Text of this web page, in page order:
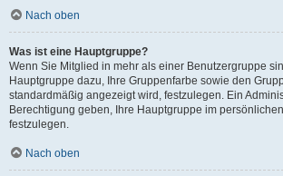
Nach oben
Was ist eine Hauptgruppe?
Wenn Sie Mitglied in mehr als einer Benutzergruppe
Hauptgruppe dazu, Ihre Gruppenfarbe sowie den
standardmäßig angezeigt wird, festzulegen. Ein
Berechtigung geben, Ihre Hauptgruppe im
festzulegen.
Nach oben